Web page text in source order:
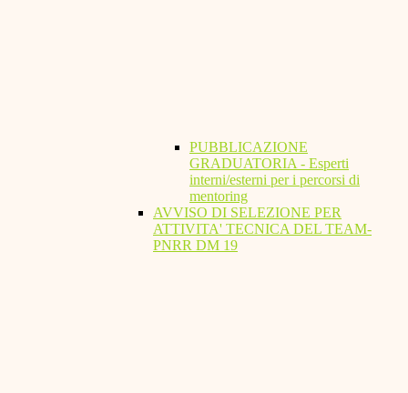
PUBBLICAZIONE
GRADUATORIA - Esperti
interni/esterni per i percorsi di
mentoring
AVVISO DI SELEZIONE PER
ATTIVITA' TECNICA DEL TEAM-
PNRR DM 19